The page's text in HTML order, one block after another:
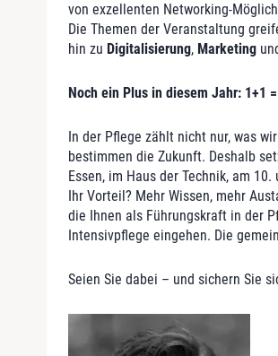
von exzellenten Networking-
Die Themen der Veranstaltung
hin zu Digitalisierung, Marketing
Noch ein Plus in diesem Jahr: 1+1
In der Pflege zählt nicht nur, was
bestimmen die Zukunft. Deshalb
Essen, im Haus der Technik, am
Ihr Vorteil? Mehr Wissen, mehr
die Ihnen als Führungskraft in der
Intensivpflege eingehen. Die
Seien Sie dabei – und sichern Sie